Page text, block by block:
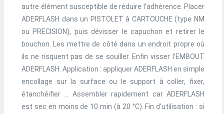
autre élément susceptible de réduire l’adhérence. Placer
ADERFLASH dans un PISTOLET à CARTOUCHE (type NM
ou PRECISION), puis dévisser le capuchon et retirer le
bouchon. Les mettre de côté dans un endroit propre où
ils ne risquent pas de se souiller. Enfin visser l’EMBOUT
ADERFLASH. Application : appliquer ADERFLASH en simple
encollage sur la surface ou le support à coller, fixer,
étanchéifier … Assembler rapidement car ADERFLASH
est sec en moins de 10 min (à 20 °C). Fin d’utilisation : si